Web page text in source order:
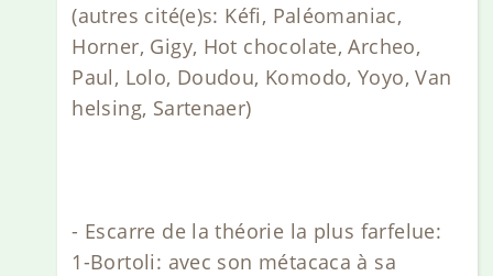
(autres cité(e)s: Kéfi, Paléomaniac,
Horner, Gigy, Hot chocolate, Archeo,
Paul, Lolo, Doudou, Komodo, Yoyo, Van
helsing, Sartenaer)
- Escarre de la théorie la plus farfelue:
1-Bortoli: avec son métacaca à sa